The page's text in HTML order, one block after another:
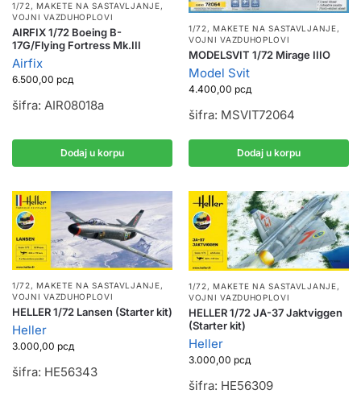
1/72,MAKETE NA SASTAVLJANJE,
VOJNI VAZDUHOPLOVI
AIRFIX 1/72 Boeing B-
17G/Flying Fortress Mk.III
Airfix
6.500,00 рсд
šifra: AIR08018a
Dodaj u korpu
1/72,MAKETE NA SASTAVLJANJE,
VOJNI VAZDUHOPLOVI
MODELSVIT 1/72 Mirage IIIO
Model Svit
4.400,00 рсд
šifra: MSVIT72064
Dodaj u korpu
1/72,MAKETE NA SASTAVLJANJE,
VOJNI VAZDUHOPLOVI
HELLER 1/72 Lansen (Starter kit)
Heller
3.000,00 рсд
šifra: HE56343
1/72,MAKETE NA SASTAVLJANJE,
VOJNI VAZDUHOPLOVI
HELLER 1/72 JA-37 Jaktviggen
(Starter kit)
Heller
3.000,00 рсд
šifra: HE56309